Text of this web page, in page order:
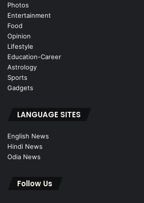
Photos
Entertainment
Food
Opinion
Lifestyle
Education-Career
Astrology
Sports
Gadgets
LANGUAGE SITES
English News
Hindi News
Odia News
Follow Us